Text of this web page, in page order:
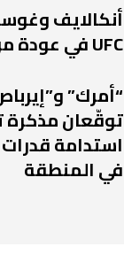
أنكالايف
UFC في عودة مرتقبة إلى أبوظبي
“أمرك”
توقّعان مذكرة
استدامة
في المنطقة